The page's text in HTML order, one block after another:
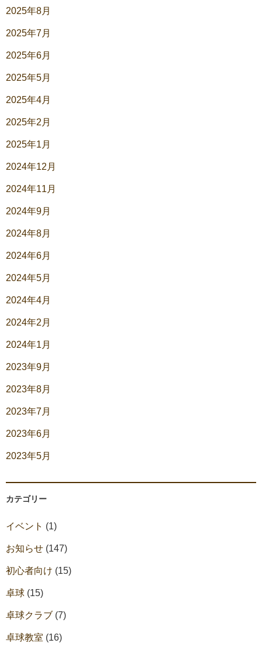
2025年8月
2025年7月
2025年6月
2025年5月
2025年4月
2025年2月
2025年1月
2024年12月
2024年11月
2024年9月
2024年8月
2024年6月
2024年5月
2024年4月
2024年2月
2024年1月
2023年9月
2023年8月
2023年7月
2023年6月
2023年5月
カテゴリー
イベント (1)
お知らせ (147)
初心者向け (15)
卓球 (15)
卓球クラブ (7)
卓球教室 (16)